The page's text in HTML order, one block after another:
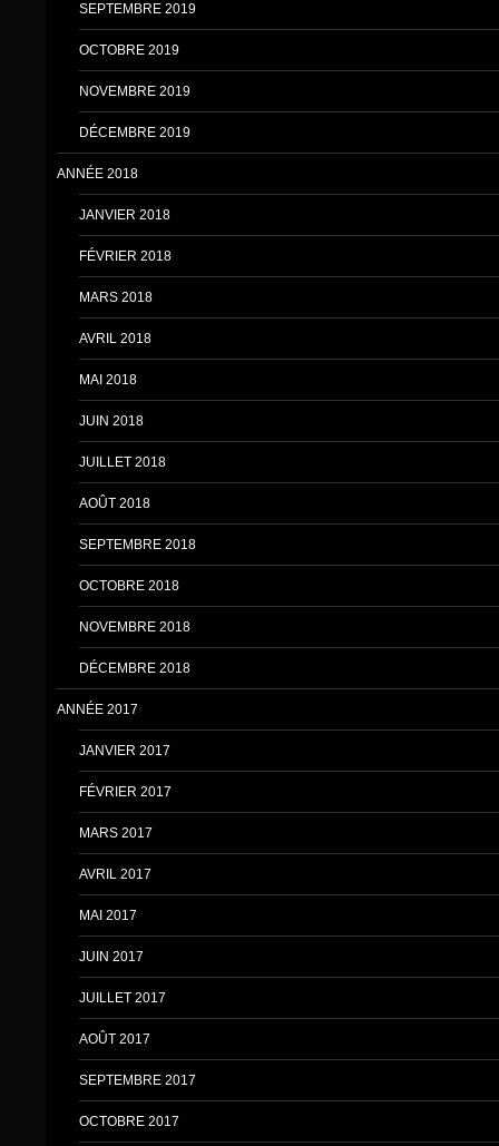
SEPTEMBRE 2019
OCTOBRE 2019
NOVEMBRE 2019
DÉCEMBRE 2019
ANNÉE 2018
JANVIER 2018
FÉVRIER 2018
MARS 2018
AVRIL 2018
MAI 2018
JUIN 2018
JUILLET 2018
AOÛT 2018
SEPTEMBRE 2018
OCTOBRE 2018
NOVEMBRE 2018
DÉCEMBRE 2018
ANNÉE 2017
JANVIER 2017
FÉVRIER 2017
MARS 2017
AVRIL 2017
MAI 2017
JUIN 2017
JUILLET 2017
AOÛT 2017
SEPTEMBRE 2017
OCTOBRE 2017